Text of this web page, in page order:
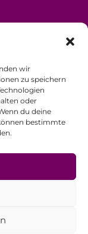
wir
zu speichern
oder
du deine
bestimmte